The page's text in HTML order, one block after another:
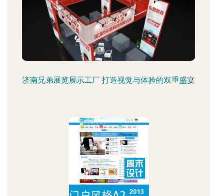
济南兄弟展览展示工厂 打造视觉与体验的双重盛宴